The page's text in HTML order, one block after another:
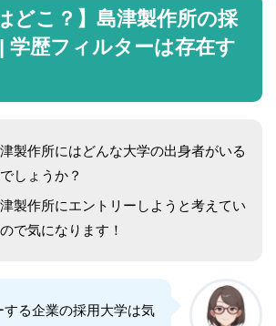
どこ？】島津製作所の採
学歴フィルターは存在す
製作所にはどんな大学の出身者がいる
しょうか？
製作所にエントリーしようと考えてい
で気になります！
する企業の採用大学は気